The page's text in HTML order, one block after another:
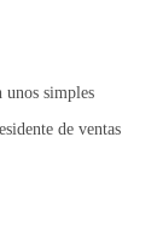
unos simples
de ventas